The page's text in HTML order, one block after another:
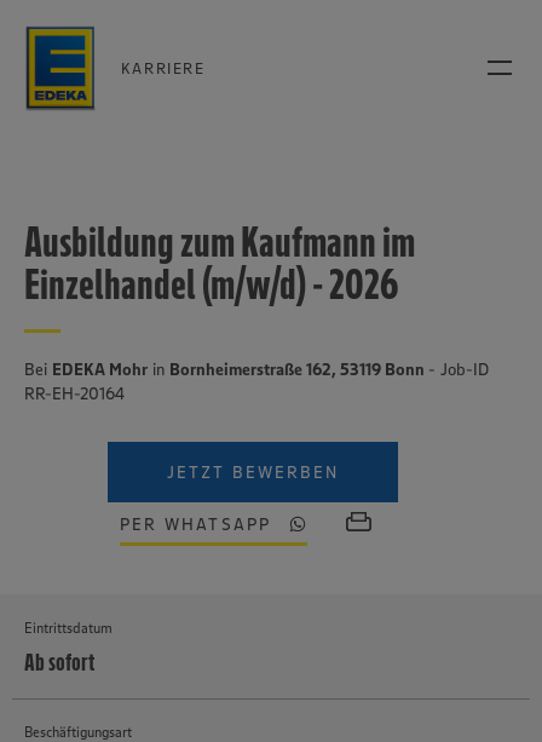
KARRIERE
Ausbildung zum Kaufmann im
Einzelhandel (m/w/d) - 2026
Bei EDEKA Mohr in Bornheimerstraße 162, 53119 Bonn - Job-ID
RR-EH-20164
JETZT BEWERBEN
PER WHATSAPP
Eintrittsdatum
Ab sofort
Beschäftigungsart